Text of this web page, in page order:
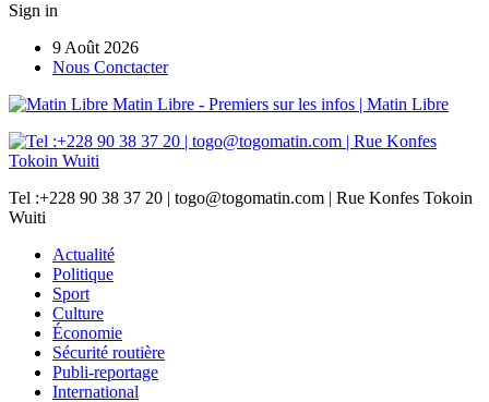
Sign in
9 Août 2026
Nous Conctacter
Matin Libre - Premiers sur les infos | Matin Libre
Tel :+228 90 38 37 20 | togo@togomatin.com | Rue Konfes Tokoin
Wuiti
Actualité
Politique
Sport
Culture
Économie
Sécurité routière
Publi-reportage
International